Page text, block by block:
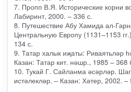
7. Пропп В.Я. Исторические корни
Лабиринт, 2000. – 336 с.
8. Путешествие Абу Хамида ал-
Центральную Европу (1131–1153
134 с.
9. Татар халык иҗаты: Риваятьләр
Казан: Татар кит. нәшр., 1985 – 368
10. Тукай Г. Сайланма әсәрләр.
истәлекләр. – Казан: Хәтер, 2002. –